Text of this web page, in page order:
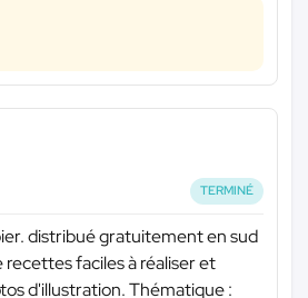
TERMINÉ
distribué gratuitement en sud
faciles à réaliser et
d'illustration. Thématique :